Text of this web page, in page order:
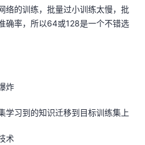
络的训练，批量过小训练太慢，批
确率，所以64或128是一个不错选
炸
学习到的知识迁移到目标训练集上
术